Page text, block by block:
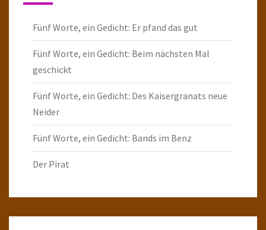
Fünf Worte, ein Gedicht: Er pfand das gut
Fünf Worte, ein Gedicht: Beim nächsten Mal
geschickt
Fünf Worte, ein Gedicht: Des Kaisergranats neue
Neider
Fünf Worte, ein Gedicht: Bands im Benz
Der Pirat